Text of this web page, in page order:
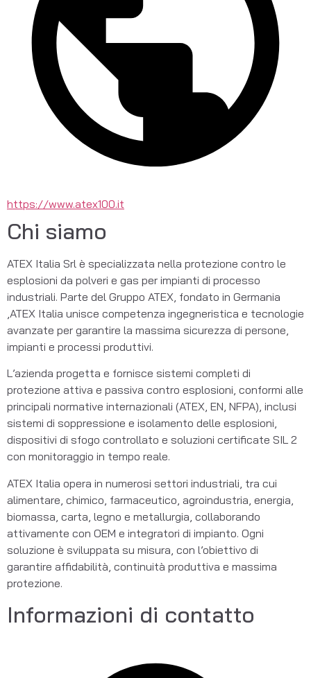
https://www.atex100.it
Chi siamo
ATEX Italia Srl è specializzata nella protezione contro le
esplosioni da polveri e gas per impianti di processo
industriali. Parte del Gruppo ATEX, fondato in Germania
,ATEX Italia unisce competenza ingegneristica e tecnologie
avanzate per garantire la massima sicurezza di persone,
impianti e processi produttivi.
L’azienda progetta e fornisce sistemi completi di
protezione attiva e passiva contro esplosioni, conformi alle
principali normative internazionali (ATEX, EN, NFPA), inclusi
sistemi di soppressione e isolamento delle esplosioni,
dispositivi di sfogo controllato e soluzioni certificate SIL 2
con monitoraggio in tempo reale.
ATEX Italia opera in numerosi settori industriali, tra cui
alimentare, chimico, farmaceutico, agroindustria, energia,
biomassa, carta, legno e metallurgia, collaborando
attivamente con OEM e integratori di impianto. Ogni
soluzione è sviluppata su misura, con l’obiettivo di
garantire affidabilità, continuità produttiva e massima
protezione.
Informazioni di contatto